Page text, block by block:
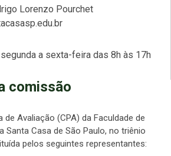
Lorenzo Pourchet
a sexta-feira das 8h às 17h
comissão
Avaliação (CPA) da Faculdade de
Santa Casa de São Paulo, no triênio
pelos seguintes representantes: